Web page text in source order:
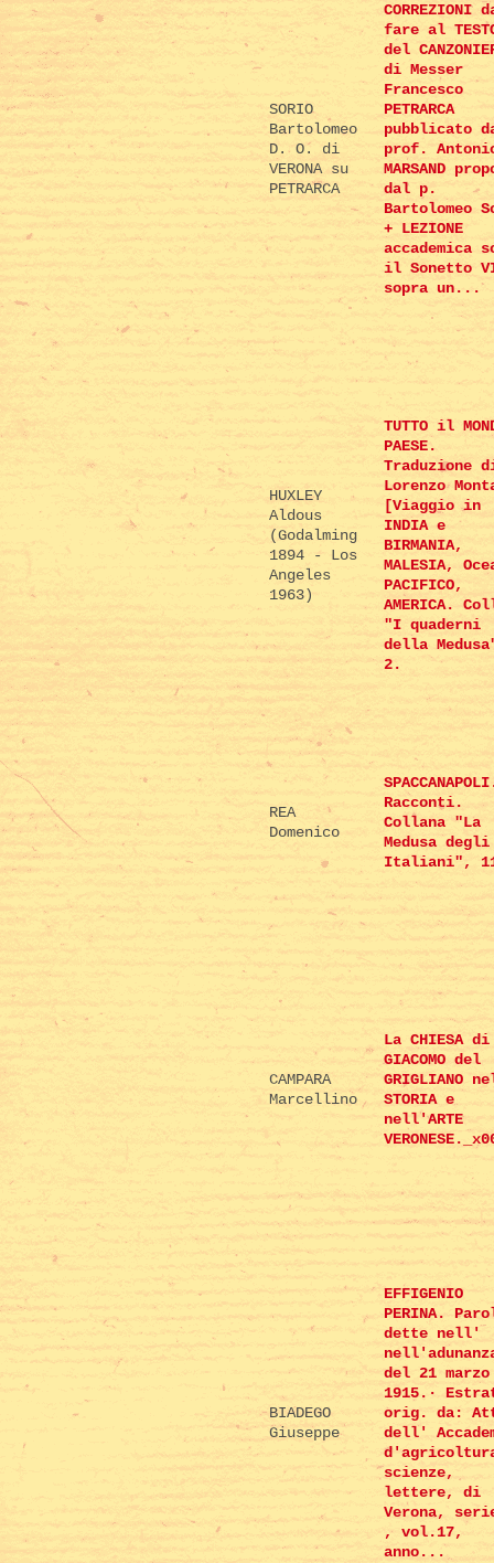
SORIO
Bartolomeo
D. O. di
VERONA su
PETRARCA
CORREZIONI
fare al
del
di Messer
Francesco
PETRARCA
pubblicato
prof.
MARSAND
dal p.
Bartolomeo
+ LEZIONE
accademica
il Sonetto
sopra un...
HUXLEY
Aldous
(Godalming
1894 - Los
Angeles
1963)
TUTTO il
PAESE.
Traduzione
Lorenzo
[Viaggio in
INDIA e
BIRMANIA,
MALESIA,
PACIFICO,
AMERICA.
"I quaderni
della
2.
REA
Domenico
Racconti.
Collana "La
Medusa degli
Italiani",
CAMPARA
Marcellino
La CHIESA
GIACOMO del
GRIGLIANO
STORIA e
nell'ARTE
BIADEGO
Giuseppe
EFFIGENIO
PERINA.
dette nell'
del 21 marzo
1915.·
orig. da:
dell'
scienze,
lettere, di
Verona,
, vol.17,
anno...